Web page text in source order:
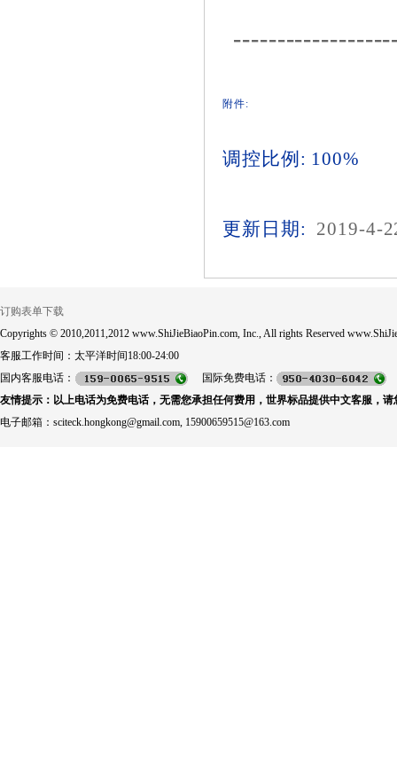
附件:
调控比例: 100%
更新日期: 2019-4-
订购表单下载
Copyrights © 2010,2011,2012 www.ShiJieBiaoPin.com, Inc., All rights Reserved
客服工作时间：太平洋时间18:00-24:00
国内客服电话：
国际免费电话：
友情提示：以上电话为免费电话，无需您承担任何费用，世界标品提供中文客服，请
电子邮箱：sciteck.hongkong@gmail.com, 15900659515@163.com